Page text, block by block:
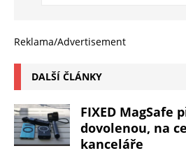
Reklama/Advertisement
DALŠÍ ČLÁNKY
FIXED MagSafe
dovolenou, na
kanceláře